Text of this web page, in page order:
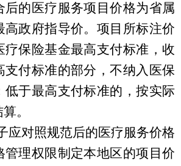
后的医疗服务项目价格为省属
高政府指导价。项目所标注价
疗保险基金最高支付标准，收
支付标准的部分，不纳入医保
低于最高支付标准的，按实际
。
应对照规范后的医疗服务价格
管理权限制定本地区的项目价